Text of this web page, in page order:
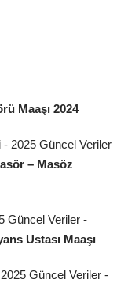
Maaşı 2024
2025 Güncel Veriler
– Masöz
Güncel Veriler -
Ustası Maaşı
Güncel Veriler -